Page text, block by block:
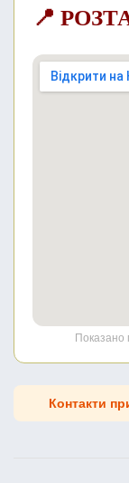
📍
Показано
Контакти